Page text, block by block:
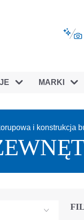
MARKI
i konstrukcja